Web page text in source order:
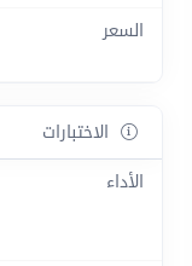
السعر
الاختبارات
الأداء